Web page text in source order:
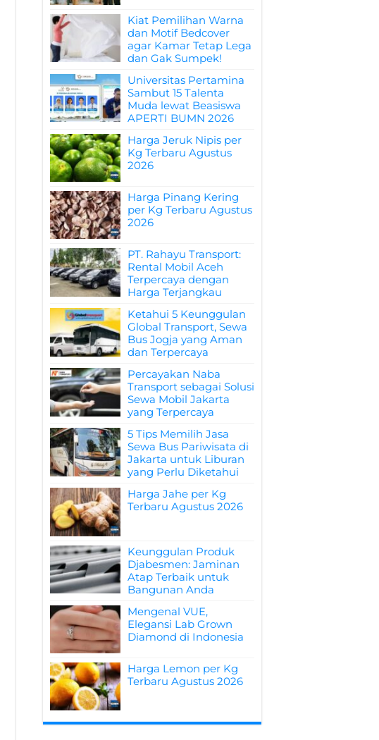
Kiat Pemilihan Warna
dan Motif Bedcover
agar Kamar Tetap Lega
dan Gak Sumpek!
Universitas Pertamina
Sambut 15 Talenta
Muda lewat Beasiswa
APERTI BUMN 2026
Harga Jeruk Nipis per
Kg Terbaru Agustus
2026
Harga Pinang Kering
per Kg Terbaru Agustus
2026
PT. Rahayu Transport:
Rental Mobil Aceh
Terpercaya dengan
Harga Terjangkau
Ketahui 5 Keunggulan
Global Transport, Sewa
Bus Jogja yang Aman
dan Terpercaya
Percayakan Naba
Transport sebagai Solusi
Sewa Mobil Jakarta
yang Terpercaya
5 Tips Memilih Jasa
Sewa Bus Pariwisata di
Jakarta untuk Liburan
yang Perlu Diketahui
Harga Jahe per Kg
Terbaru Agustus 2026
Keunggulan Produk
Djabesmen: Jaminan
Atap Terbaik untuk
Bangunan Anda
Mengenal VUE,
Elegansi Lab Grown
Diamond di Indonesia
Harga Lemon per Kg
Terbaru Agustus 2026